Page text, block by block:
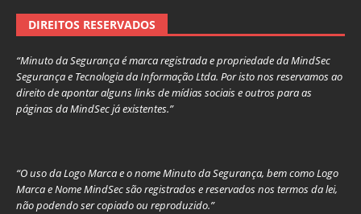
DIREITOS RESERVADOS
“Minuto da Segurança é marca registrada e propriedade da MindSec
Segurança e Tecnologia da Informação Ltda. Por isto nos reservamos ao
direito de apontar alguns links de mídias sociais e outros para as
páginas da MindSec já existentes.”
“O uso da Logo Marca e o nome Minuto da Segurança, bem como Logo
Marca e Nome MindSec são registrados e reservados nos termos da lei,
não podendo ser copiado ou reproduzido.”